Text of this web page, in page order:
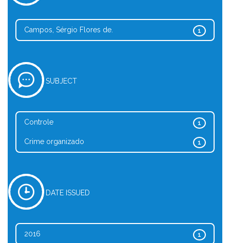
1
Campos, Sérgio Flores de.
SUBJECT
1
Controle
1
Crime organizado
DATE ISSUED
1
2016